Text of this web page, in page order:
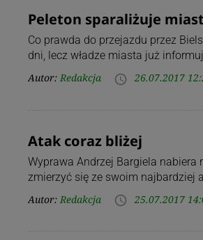
Peleton sparaliżuje
Co prawda do przejazdu przez
dni, lecz władze miasta już
Autor: Redakcja access_time 26.07.2017
Atak coraz bliżej
Wyprawa Andrzej Bargiela
zmierzyć się ze swoim najbardziej
Autor: Redakcja access_time 25.07.2017